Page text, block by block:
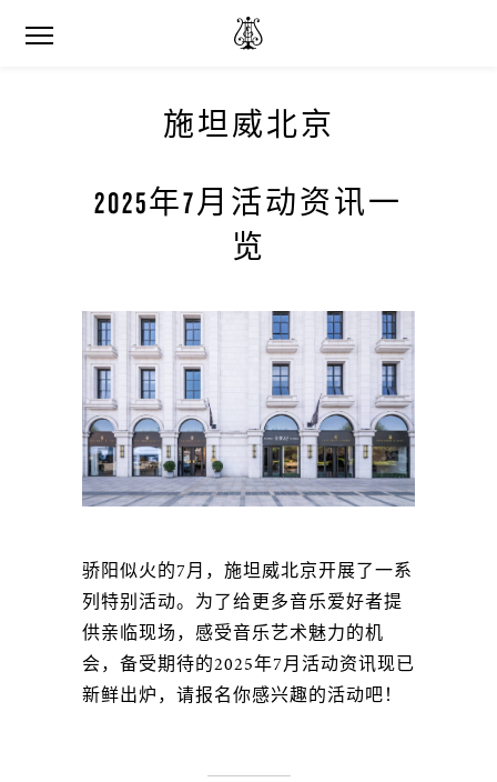
施坦威北京
2025年7月活动资讯一
览
骄阳似火的7月，施坦威北京开展了一系
列特别活动。为了给更多音乐爱好者提
供亲临现场，感受音乐艺术魅力的机
会，备受期待的2025年7月活动资讯现已
新鲜出炉，请报名你感兴趣的活动吧！